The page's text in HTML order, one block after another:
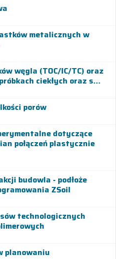
metalicznych w
węgla (TOC/IC/TC) oraz
ciekłych oraz s...
porów
dotyczące
połączeń plastycznie
budowla - podłoże
ZSoil
technologicznych
planowaniu